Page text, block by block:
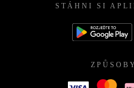
STÁHNI SI